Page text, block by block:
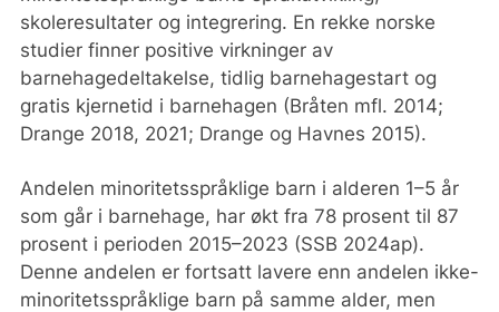
skoleresultater og integrering. En rekke norske
studier finner positive virkninger av
barnehagedeltakelse, tidlig barnehagestart og
gratis kjernetid i barnehagen (Bråten mfl. 2014;
Drange 2018, 2021; Drange og Havnes 2015).
Andelen minoritetsspråklige barn i alderen 1–5 år
som går i barnehage, har økt fra 78 prosent til 87
prosent i perioden 2015–2023 (SSB 2024ap).
Denne andelen er fortsatt lavere enn andelen ikke-
minoritetsspråklige barn på samme alder, men